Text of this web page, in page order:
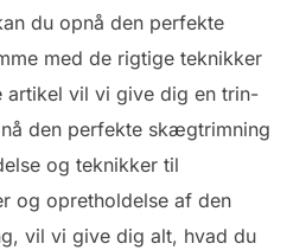
du opnå den perfekte
med de rigtige teknikker
vil vi give dig en trin-
den perfekte skægtrimning
og teknikker til
og opretholdelse af den
vil vi give dig alt, hvad du